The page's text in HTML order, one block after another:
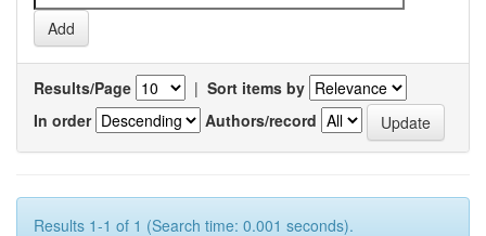
Results/Page | Sort items by
In order
Authors/record
Results 1-1 of 1 (Search time: 0.001 seconds).